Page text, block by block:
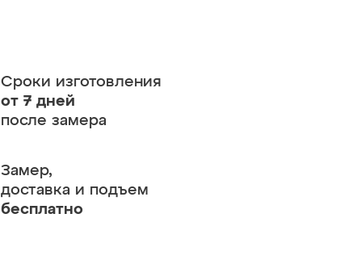
Сроки изготовления
от 7 дней
после замера
Замер,
доставка и подъем
бесплатно